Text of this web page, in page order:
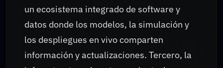
un ecosistema integrado de software y
datos donde los modelos, la simulación y
los despliegues en vivo comparten
información y actualizaciones. Tercero, la